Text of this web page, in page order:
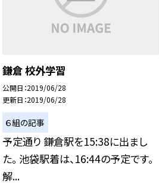
鎌倉 校外学習
公開日 2019/06/28
更新日 2019/06/28
６組の記事
予定通り 鎌倉駅を15:38に出まし
た。 池袋駅着は、16:44の予定です。
解...